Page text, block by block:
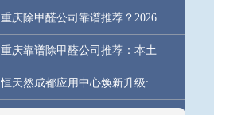
重庆除甲醛公司靠谱推荐？2026
重庆靠谱除甲醛公司推荐：本土
恒天然成都应用中心焕新升级: